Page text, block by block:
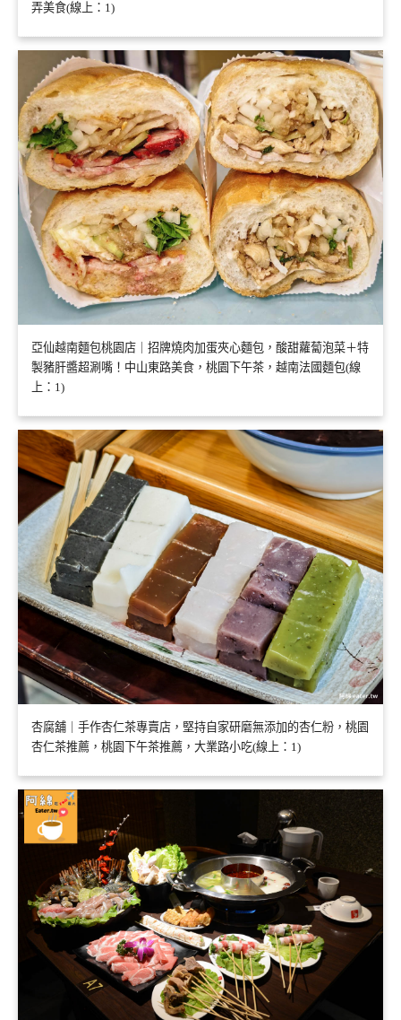
弄美食(線上：1)
亞仙越南麵包桃園店｜招牌燒肉加蛋夾心麵包，酸甜蘿蔔泡菜＋特
製豬肝醬超涮嘴！中山東路美食，桃園下午茶，越南法國麵包(線
上：1)
杏腐舖｜手作杏仁茶專賣店，堅持自家研磨無添加的杏仁粉，桃園
杏仁茶推薦，桃園下午茶推薦，大業路小吃(線上：1)